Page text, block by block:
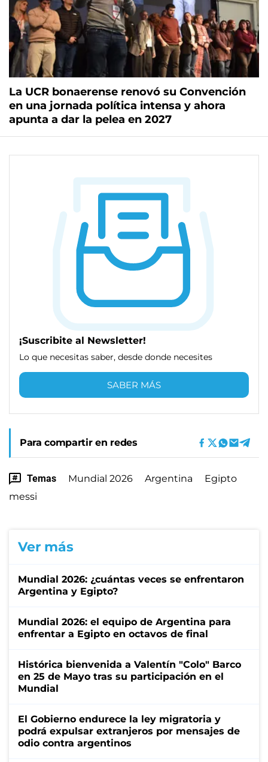
La UCR bonaerense renovó su Convención
en una jornada política intensa y ahora
apunta a dar la pelea en 2027
¡Suscribite al Newsletter!
Lo que necesitas saber, desde donde necesites
SABER MÁS
Para compartir en redes
Temas Mundial 2026 Argentina
Egipto
messi
Ver más
Mundial 2026: ¿cuántas veces se enfrentaron
Argentina y Egipto?
Mundial 2026: el equipo de Argentina para
enfrentar a Egipto en octavos de final
Histórica bienvenida a Valentín "Colo" Barco
en 25 de Mayo tras su participación en el
Mundial
El Gobierno endurece la ley migratoria y
podrá expulsar extranjeros por mensajes de
odio contra argentinos